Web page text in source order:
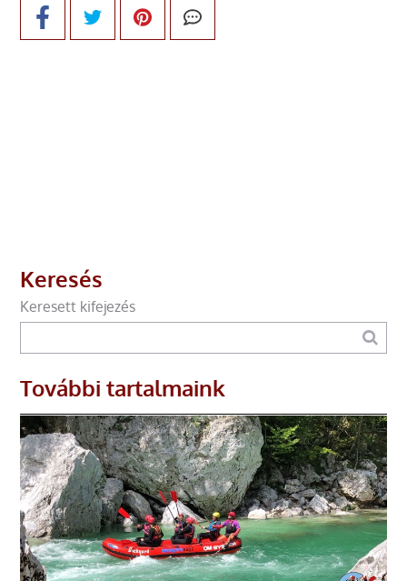
Keresés
Keresett kifejezés
További tartalmaink